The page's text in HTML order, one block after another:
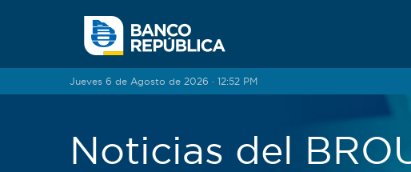
Jueves 6 de Agosto de 2026 · 12:52 PM
Noticias del